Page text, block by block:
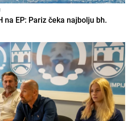
na EP: Pariz čeka najbolju bh.